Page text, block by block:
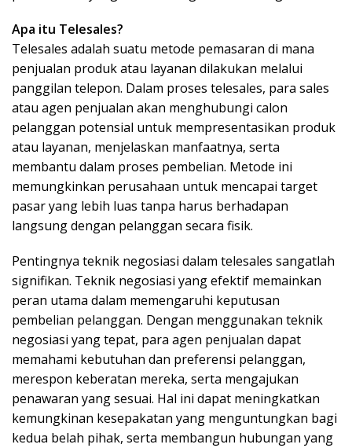
Apa itu Telesales?
Telesales adalah suatu metode pemasaran di mana
penjualan produk atau layanan dilakukan melalui
panggilan telepon. Dalam proses telesales, para sales
atau agen penjualan akan menghubungi calon
pelanggan potensial untuk mempresentasikan produk
atau layanan, menjelaskan manfaatnya, serta
membantu dalam proses pembelian. Metode ini
memungkinkan perusahaan untuk mencapai target
pasar yang lebih luas tanpa harus berhadapan
langsung dengan pelanggan secara fisik.
Pentingnya teknik negosiasi dalam telesales sangatlah
signifikan. Teknik negosiasi yang efektif memainkan
peran utama dalam memengaruhi keputusan
pembelian pelanggan. Dengan menggunakan teknik
negosiasi yang tepat, para agen penjualan dapat
memahami kebutuhan dan preferensi pelanggan,
merespon keberatan mereka, serta mengajukan
penawaran yang sesuai. Hal ini dapat meningkatkan
kemungkinan kesepakatan yang menguntungkan bagi
kedua belah pihak, serta membangun hubungan yang